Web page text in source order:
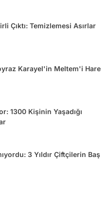
Çıktı: Temizlemesi Asırlar
Karayel'in Meltem'i Hare
1300 Kişinin Yaşadığı
3 Yıldır Çiftçilerin Baş